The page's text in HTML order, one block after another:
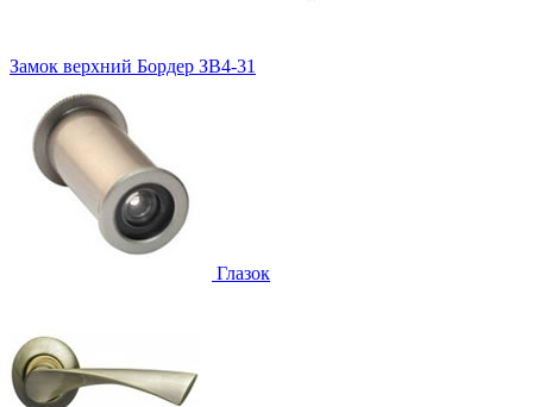
Замок верхний Бордер ЗВ4-31
Глазок